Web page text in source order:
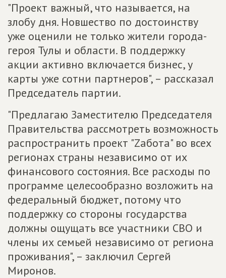
"Проект важный, что называется, на
злобу дня. Новшество по достоинству
уже оценили не только жители города-
героя Тулы и области. В поддержку
акции активно включается бизнес, у
карты уже сотни партнеров", – рассказал
Председатель партии.
"Предлагаю Заместителю Председателя
Правительства рассмотреть возможность
распространить проект "Zабота" во всех
регионах страны независимо от их
финансового состояния. Все расходы по
программе целесообразно возложить на
федеральный бюджет, потому что
поддержку со стороны государства
должны ощущать все участники СВО и
члены их семьей независимо от региона
проживания", – заключил Сергей
Миронов.